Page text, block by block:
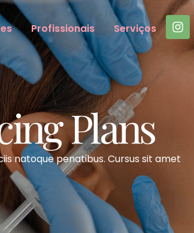
Profissionais Serviços
Plans
natoque penatibus. Cursus sit amet